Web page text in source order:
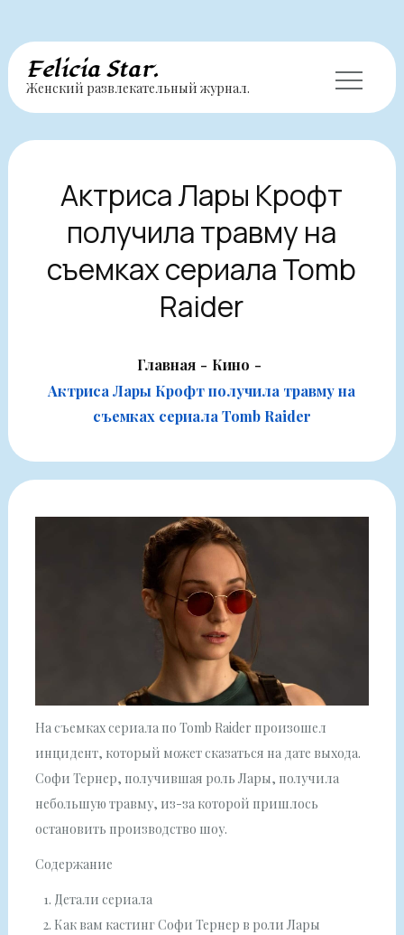
Перейти
содержимому
Felicia Star.
Женский развлекательный журнал.
Актриса Лары Крофт
получила травму на
съемках сериала Tomb
Raider
Главная
Кино
Актриса Лары Крофт получила травму на
съемках сериала Tomb Raider
На съемках сериала по Tomb Raider произошел
инцидент, который может сказаться на дате выхода.
Софи Тернер, получившая роль Лары, получила
небольшую травму, из-за которой пришлось
остановить производство шоу.
Содержание
Детали сериала
Как вам кастинг Софи Тернер в роли Лары